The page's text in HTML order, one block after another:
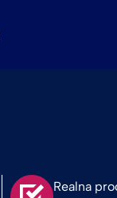
Realna